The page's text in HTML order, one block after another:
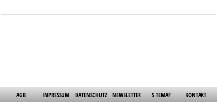
AGB IMPRESSUM DATENSCHUTZ NEWSLETTER SITEMAP KONTAKT